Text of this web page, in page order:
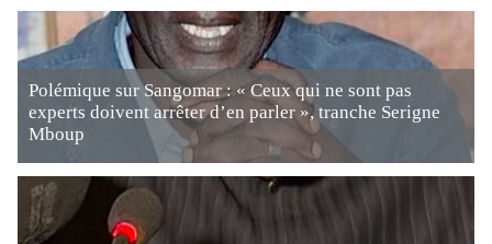
Polémique sur Sangomar : « Ceux qui ne sont pas
experts doivent arrêter d’en parler », tranche Serigne
Mboup